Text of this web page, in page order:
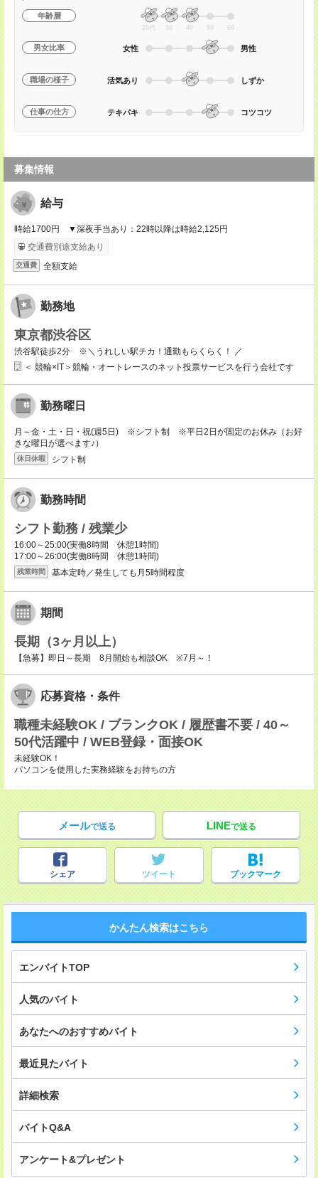
年齢層
20代 30 40 50 60
男女比率 女性 男性
職場の様子 活気あり しずか
仕事の仕方 テキパキ コツコツ
募集情報
給与
時給1700円 ▼深夜手当あり：22時以降は時給2,125円
交通費別途支給あり
交通費 全額支給
勤務地
東京都渋谷区
渋谷駅徒歩2分 ※＼うれしい駅チカ！通勤もらくらく！ ／
＜ 競輪×IT＞競輪・オートレースのネット投票サービスを行う会社です
勤務曜日
月～金・土・日・祝(週5日) ※シフト制 ※平日2日が固定のお休み（お好
きな曜日が選べます♪）
休日休暇 シフト制
勤務時間
シフト勤務 / 残業少
16:00～25:00(実働8時間 休憩1時間)
17:00～26:00(実働8時間 休憩1時間)
残業時間 基本定時／発生しても月5時間程度
期間
長期（3ヶ月以上）
【急募】即日～長期 8月開始も相談OK ※7月～！
応募資格・条件
職種未経験OK / ブランクOK / 履歴書不要 / 40～
50代活躍中 / WEB登録・面接OK
未経験OK！
パソコンを使用した実務経験をお持ちの方
メールで送る LINEで送る
シェア ツイート ブックマーク
かんたん検索はこちら
エンバイトTOP
人気のバイト
あなたへのおすすめバイト
最近見たバイト
詳細検索
バイトQ&A
アンケート&プレゼント